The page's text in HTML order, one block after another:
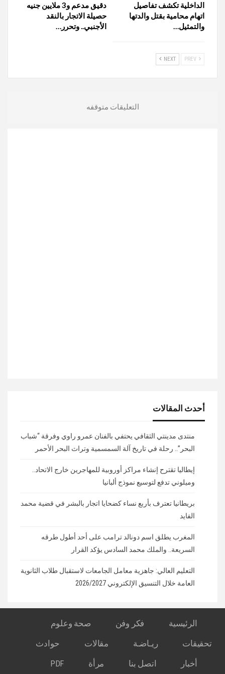
الداخلية تكشف تفاصيل
اتهام محامية بقتل والدتها
والتمثيل…
دقيق مدعم و3 ملايين جنيه
حصيلة الاتجار بالنقد
الأجنبي.. وتحرر…
NEXT
التعليقات متوقفه
أحدث المقالات
منتدى مدينتي الثقافي يحتفي بالفنان عمرو راوي وفرقة “شباب
البحر”.. رحلة في تاريخ آلة السمسمية وتراث البحر الأحمر
إيطاليا تقترح إنشاء مراكز أوروبية للمهاجرين خارج الاتحاد..
وميلوني تدفع لتوسيع نموذج ألبانيا
بريطانيا تعترف بأربع نساء كضحايا اتجار بالبشر في قضية محمد
الفايد
المغرب يطلق اسم دونالد ترامب على أحد أطول طرقه
السريعة.. والملك محمد السادس يؤكد القرار
التعليم العالي: جاهزية معامل الجامعات لاستقبال طلاب الثانوية
العامة خلال التنسيق الإلكتروني 2026/2027
الرئيسية فكر وفن
صحة وعلوم
تحقيقات
ريـاضـة مقالات
حوادث
أخبار
اتصل بنا مرأة PDF